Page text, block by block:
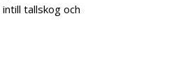
tallskog och